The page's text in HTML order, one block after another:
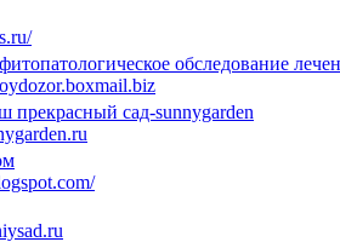
обследование
прекрасный сад-sunnygarden